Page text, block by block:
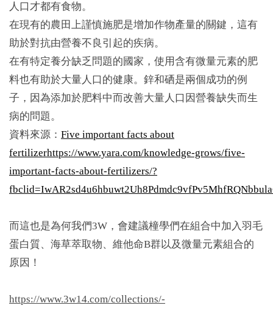
人口才都有食物。
在現有的農田上謹慎施肥是增加作物產量的關鍵，這有
助於對抗由營養不良引起的疾病。
在有特定養分缺乏問題的國家，使用含有微量元素的肥
料也有助於大量人口的健康。鋅和硒是兩個成功的例
子，因為添加於肥料中而改善大量人口因營養缺失而生
病的問題。
資料來源： Five important facts about
fertilizerhttps://www.yara.com/knowledge-grows/five-
important-facts-about-fertilizers/?
而這也是為何我們3W，會建議橦學們在組合中加入羽毛
蛋白質、海草萃取物、維他命B群以及微量元素組合的
原因！
https://www.3w14.com/collections/-